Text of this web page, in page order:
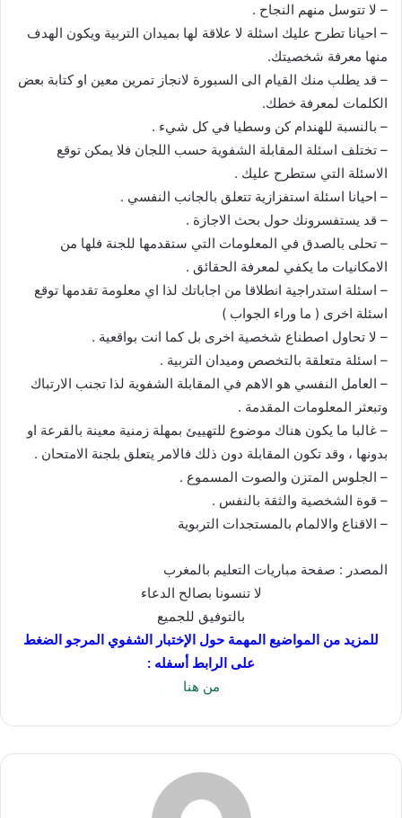
– لا تتوسل منهم النجاح .
– احيانا تطرح عليك اسئلة لا علاقة لها بميدان التربية ويكون الهدف
منها معرفة شخصيتك.
– قد يطلب منك القيام الى السبورة لانجاز تمرين معين او كتابة بعض
الكلمات لمعرفة خطك.
– بالنسبة للهندام كن وسطيا في كل شيء .
– تختلف اسئلة المقابلة الشفوية حسب اللجان فلا يمكن توقع
الاسئلة التي ستطرح عليك .
– احيانا اسئلة استفزازية تتعلق بالجانب النفسي .
– قد يستفسرونك حول بحث الاجازة .
– تحلى بالصدق في المعلومات التي ستقدمها للجنة فلها من
الامكانيات ما يكفي لمعرفة الحقائق .
– اسئلة استدراجية انطلاقا من اجاباتك لذا اي معلومة تقدمها توقع
اسئلة اخرى ( ما وراء الجواب )
– لا تحاول اصطناع شخصية اخرى بل كما انت بواقعية .
– اسئلة متعلقة بالتخصص وميدان التربية .
– العامل النفسي هو الاهم في المقابلة الشفوية لذا تجنب الارتباك
وتبعثر المعلومات المقدمة .
– غالبا ما يكون هناك موضوع للتهييئ بمهلة زمنية معينة بالقرعة او
بدونها ، وقد تكون المقابلة دون ذلك فالامر يتعلق بلجنة الامتحان .
– الجلوس المتزن والصوت المسموع .
– قوة الشخصية والثقة بالنفس .
– الاقناع والالمام بالمستجدات التربوية
المصدر : صفحة مباريات التعليم بالمغرب
لا تنسونا بصالح الدعاء
بالتوفيق للجميع
للمزيد من المواضيع المهمة حول الإختبار الشفوي المرجو الضغط
على الرابط أسفله :
من هنا